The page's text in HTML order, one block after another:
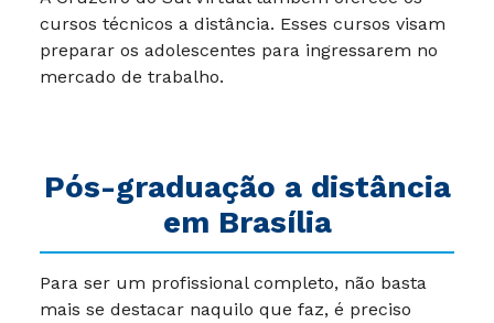
cursos técnicos a distância. Esses cursos visam
preparar os adolescentes para ingressarem no
mercado de trabalho.
Pós-graduação a distância
em Brasília
Para ser um profissional completo, não basta
mais se destacar naquilo que faz, é preciso